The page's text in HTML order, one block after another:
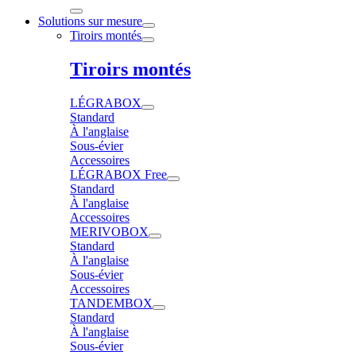
Solutions sur mesure
Tiroirs montés
Tiroirs montés
LÉGRABOX
Standard
À l'anglaise
Sous-évier
Accessoires
LÉGRABOX Free
Standard
À l'anglaise
Accessoires
MERIVOBOX
Standard
À l'anglaise
Sous-évier
Accessoires
TANDEMBOX
Standard
À l'anglaise
Sous-évier